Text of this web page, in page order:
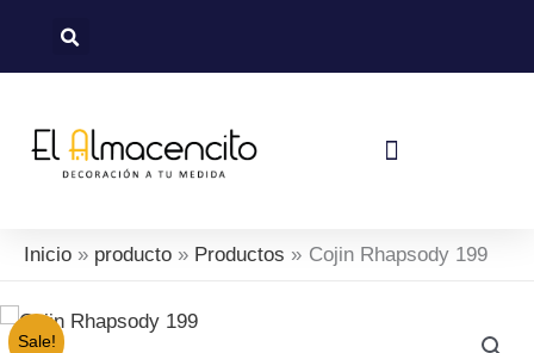
Inicio producto Productos Cojin Rhapsody 199
Sale!